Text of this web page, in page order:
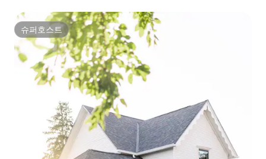
슈퍼호스트
슈퍼호스트